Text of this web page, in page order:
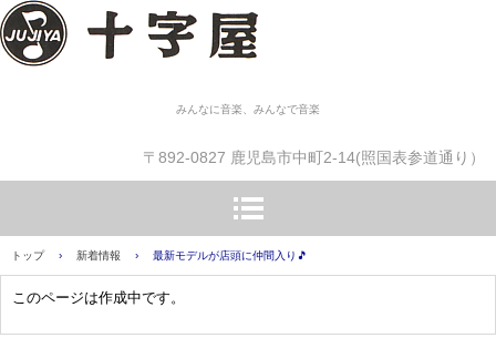
みんなに音楽、みんなで音楽
〒892-0827 鹿児島市中町2-14(照国表参道通り）
トップ › 新着情報 › 最新モデルが店頭に仲間入り🎵
このページは作成中です。